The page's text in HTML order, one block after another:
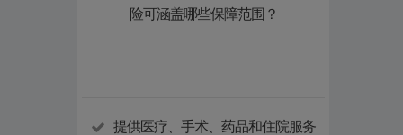
险可涵盖哪些保障范围？
提供医疗、手术、药品和住院服务